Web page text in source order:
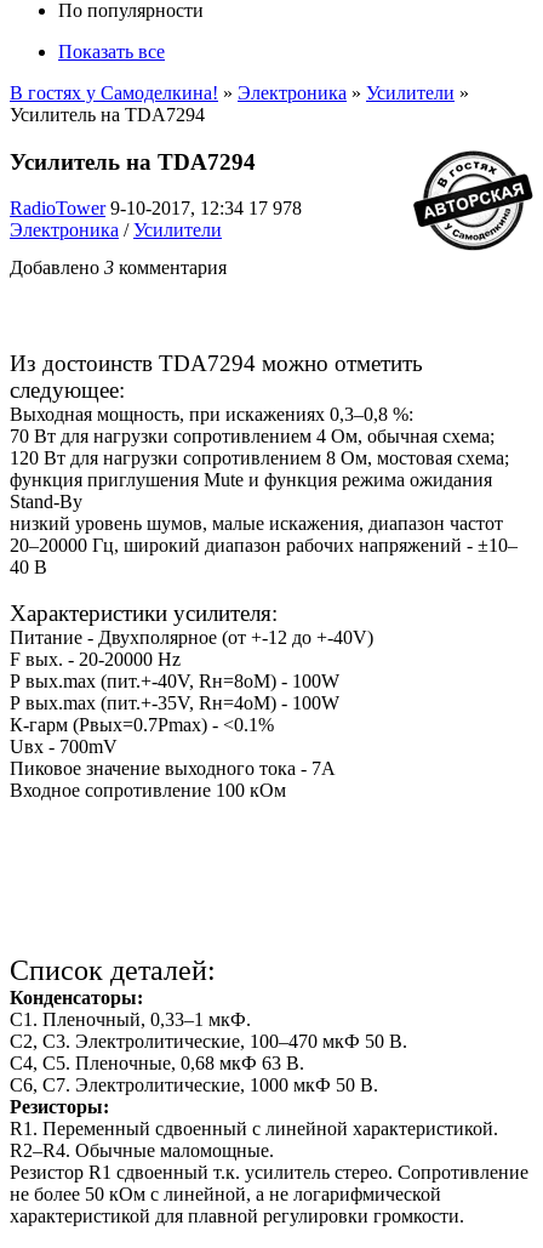
По популярности
Показать все
В гостях у Самоделкина! » Электроника » Усилители »
Усилитель на TDA7294
Усилитель на TDA7294
RadioTower 9-10-2017, 12:34 17 978
Электроника /Усилители
Добавлено 3 комментария
Из достоинств TDA7294 можно отметить
следующее:
Выходная мощность, при искажениях 0,3–0,8 %:
70 Вт для нагрузки сопротивлением 4 Ом, обычная схема;
120 Вт для нагрузки сопротивлением 8 Ом, мостовая схема;
функция приглушения Mute и функция режима ожидания
Stand-By
низкий уровень шумов, малые искажения, диапазон частот
20–20000 Гц, широкий диапазон рабочих напряжений - ±10–
40 В
Характеристики усилителя:
Питание - Двухполярное (от +-12 до +-40V)
F вых. - 20-20000 Hz
Р вых.max (пит.+-40V, Rн=8оМ) - 100W
Р вых.max (пит.+-35V, Rн=4оМ) - 100W
К-гарм (Рвых=0.7Рmax) - <0.1%
Uвх - 700mV
Пиковое значение выходного тока - 7А
Входное сопротивление 100 кОм
Список деталей:
Конденсаторы:
C1. Пленочный, 0,33–1 мкФ.
С2, С3. Электролитические, 100–470 мкФ 50 В.
С4, С5. Пленочные, 0,68 мкФ 63 В.
С6, С7. Электролитические, 1000 мкФ 50 В.
Резисторы:
R1. Переменный сдвоенный с линейной характеристикой.
R2–R4. Обычные маломощные.
Резистор R1 сдвоенный т.к. усилитель стерео. Сопротивление
не более 50 кОм с линейной, а не логарифмической
характеристикой для плавной регулировки громкости.